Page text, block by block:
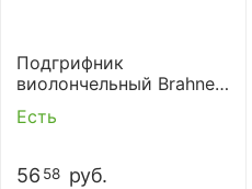
Подгрифник
виолончельный Brahner
MTP-434 3/4
Есть
56 58 руб.